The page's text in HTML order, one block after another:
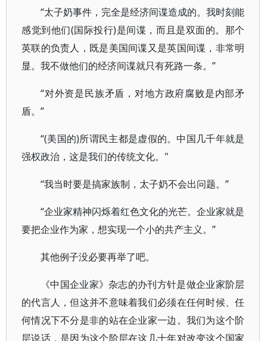
“太子奶事件，完全是经济间谍造成的。我时刻能
感觉到他们(国际投行)是间谍，而且是双面的。那个
英联的负责人，既是美国间谍又是英国间谍，非常明
显。我不做他们的经济间谍就只有死路一条。”
“对外资是民族矛盾，对地方政府腐败是内部矛
盾。”
“(美国的)所谓民主都是虚假的。中国几千年就是
强权政治，这是我们的传统文化。"
“我当时要是搞家族制，太子奶不会出问题。”
“企业家精神闪烁着红色文化的光芒。企业家就是
要把企业作为家，想实现一个小的共产主义。”
其他例子没必要再举了吧。
《中国企业家》杂志的办刊方针是做企业家阶层
的代言人，但这并不意味着我们必须在任何时候、任
何情况下不分是非的站在企业家一边。我们为这个阶
层说话，是因为这个阶层在这几十年对改变这个国家